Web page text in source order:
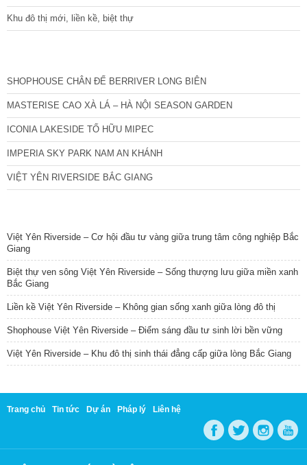
Khu đô thị mới, liền kề, biệt thự
SHOPHOUSE CHÂN ĐẾ BERRIVER LONG BIÊN
MASTERISE CAO XÀ LÁ – HÀ NỘI SEASON GARDEN
ICONIA LAKESIDE TỐ HỮU MIPEC
IMPERIA SKY PARK NAM AN KHÁNH
VIỆT YÊN RIVERSIDE BẮC GIANG
Việt Yên Riverside – Cơ hội đầu tư vàng giữa trung tâm công nghiệp Bắc
Giang
Biệt thự ven sông Việt Yên Riverside – Sống thượng lưu giữa miền xanh
Bắc Giang
Liền kề Việt Yên Riverside – Không gian sống xanh giữa lòng đô thị
Shophouse Việt Yên Riverside – Điểm sáng đầu tư sinh lời bền vững
Việt Yên Riverside – Khu đô thị sinh thái đẳng cấp giữa lòng Bắc Giang
Trang chủ Tin tức Dự án Pháp lý Liên hệ